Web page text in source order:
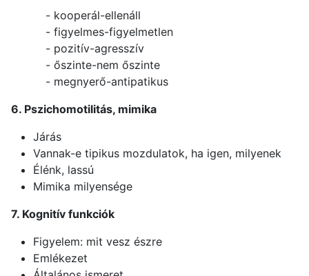
- kooperál-ellenáll
- figyelmes-figyelmetlen
- pozitív-agresszív
- őszinte-nem őszinte
- megnyerő-antipatikus
6. Pszichomotilitás, mimika
Járás
Vannak-e tipikus mozdulatok, ha igen, milyenek
Élénk, lassú
Mimika milyensége
7. Kognitív funkciók
Figyelem: mit vesz észre
Emlékezet